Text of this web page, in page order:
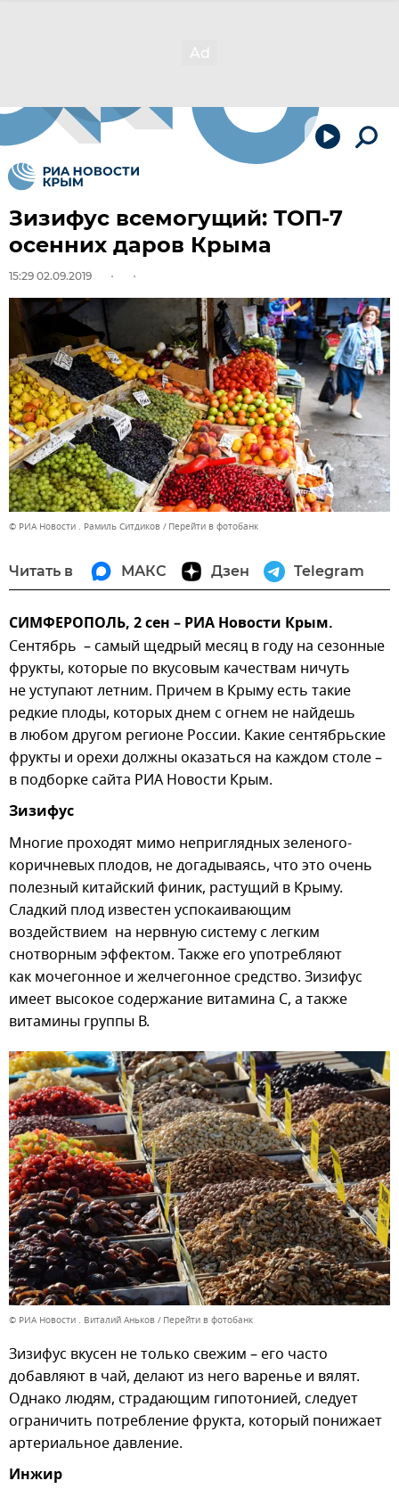
Зизифус всемогущий: ТОП-7
осенних даров Крыма
15:29 02.09.2019
© РИА Новости . Рамиль Ситдиков Перейти в фотобанк
Читать в МАКС Дзен Telegram
СИМФЕРОПОЛЬ, 2 сен – РИА Новости Крым.
Сентябрь – самый щедрый месяц в году на сезонные
фрукты, которые по вкусовым качествам ничуть
не уступают летним. Причем в Крыму есть такие
редкие плоды, которых днем с огнем не найдешь
в любом другом регионе России. Какие сентябрьские
фрукты и орехи должны оказаться на каждом столе –
в подборке сайта РИА Новости Крым.
Зизифус
Многие проходят мимо неприглядных зеленого-
коричневых плодов, не догадываясь, что это очень
полезный китайский финик, растущий в Крыму.
Сладкий плод известен успокаивающим
воздействием на нервную систему с легким
снотворным эффектом. Также его употребляют
как мочегонное и желчегонное средство. Зизифус
имеет высокое содержание витамина С, а также
витамины группы В.
© РИА Новости . Виталий Аньков Перейти в фотобанк
Зизифус вкусен не только свежим – его часто
добавляют в чай, делают из него варенье и вялят.
Однако людям, страдающим гипотонией, следует
ограничить потребление фрукта, который понижает
артериальное давление.
Инжир